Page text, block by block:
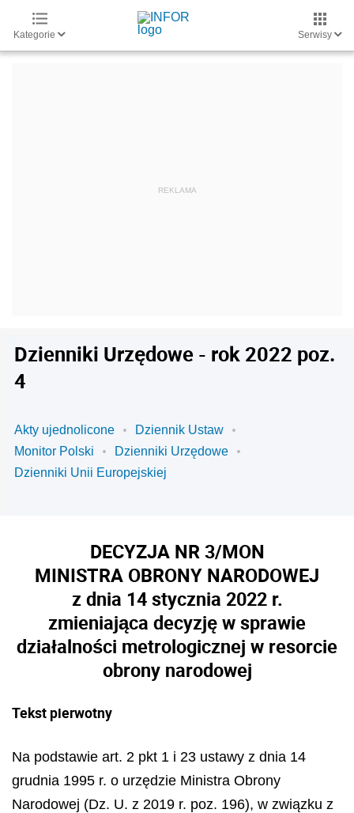
Kategorie Serwisy
Dzienniki Urzędowe - rok 2022 poz.
4
Akty ujednolicone
Dziennik Ustaw
Monitor Polski
Dzienniki Urzędowe
Dzienniki Unii Europejskiej
DECYZJA NR 3/MON
MINISTRA OBRONY NARODOWEJ
z dnia 14 stycznia 2022 r.
zmieniająca decyzję w sprawie
działalności metrologicznej w resorcie
obrony narodowej
Tekst pierwotny
Na podstawie art. 2 pkt 1 i 23 ustawy z dnia 14
grudnia 1995 r. o urzędzie Ministra Obrony
Narodowej (Dz. U. z 2019 r. poz. 196), w związku z